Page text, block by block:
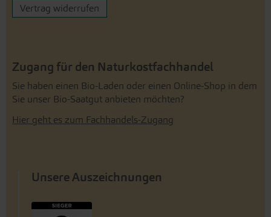
Vertrag widerrufen
Zugang für den Naturkostfachhandel
Sie haben einen Bio-Laden oder einen Online-Shop in dem
Sie unser Bio-Saatgut anbieten möchten?
Hier geht es zum Fachhandels-Zugang
Unsere Auszeichnungen